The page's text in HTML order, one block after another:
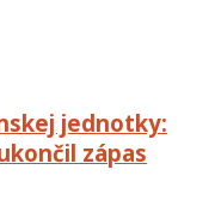
jednotky:
zápas